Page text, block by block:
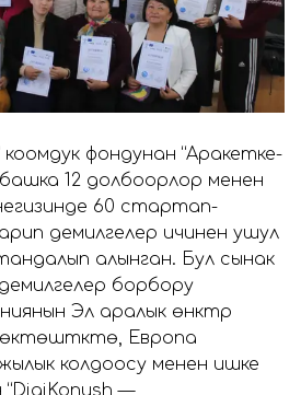
фондунан “Аракетке-
12 долбоорлор менен
60 стартап-
демилгелер ичинен ушул
алынган. Бул сынак
борбору
Эл аралык өнүктүрүү
Европа
колдоосу менен ишке
—